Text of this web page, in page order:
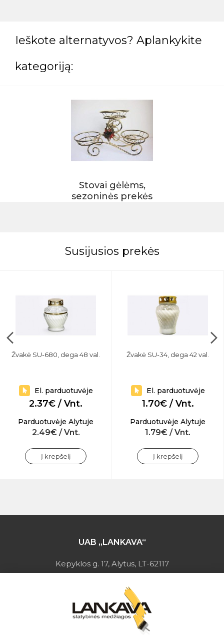
Ieškote alternatyvos? Aplankykite
kategoriją:
Stovai gėlėms,
sezoninės prekės
Susijusios prekės
Žvakė SU-680, dega 48 val.
El. parduotuvėje
2.37€ / Vnt.
Parduotuvėje Alytuje
2.49€ / Vnt.
Į krepšelį
Žvakė SU-34, dega 42 val.
El. parduotuvėje
1.70€ / Vnt.
Parduotuvėje Alytuje
1.79€ / Vnt.
Į krepšelį
UAB „LANKAVA“
Kepyklos g. 17, Alytus, LT-62117
Įmonės kodas: 149728275
PVM mokėtojo kodas: LT497282716
A.s.: LT037044060001923651
AB SEB bankas